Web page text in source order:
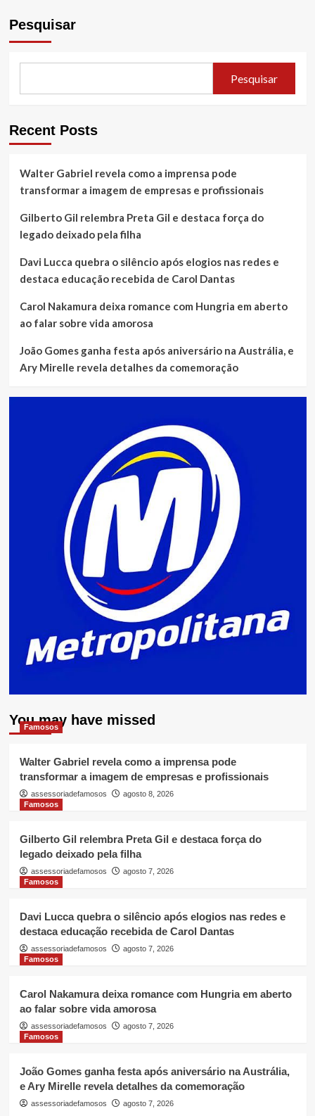
Pesquisar
Pesquisar
Recent Posts
Walter Gabriel revela como a imprensa pode
transformar a imagem de empresas e profissionais
Gilberto Gil relembra Preta Gil e destaca força do
legado deixado pela filha
Davi Lucca quebra o silêncio após elogios nas redes e
destaca educação recebida de Carol Dantas
Carol Nakamura deixa romance com Hungria em aberto
ao falar sobre vida amorosa
João Gomes ganha festa após aniversário na Austrália, e
Ary Mirelle revela detalhes da comemoração
You may have missed
Famosos
Walter Gabriel revela como a imprensa pode
transformar a imagem de empresas e profissionais
assessoriadefamosos
agosto 8, 2026
Famosos
Gilberto Gil relembra Preta Gil e destaca força do
legado deixado pela filha
assessoriadefamosos
agosto 7, 2026
Famosos
Davi Lucca quebra o silêncio após elogios nas redes e
destaca educação recebida de Carol Dantas
assessoriadefamosos
agosto 7, 2026
Famosos
Carol Nakamura deixa romance com Hungria em aberto
ao falar sobre vida amorosa
assessoriadefamosos
agosto 7, 2026
Famosos
João Gomes ganha festa após aniversário na Austrália,
e Ary Mirelle revela detalhes da comemoração
assessoriadefamosos agosto 7, 2026